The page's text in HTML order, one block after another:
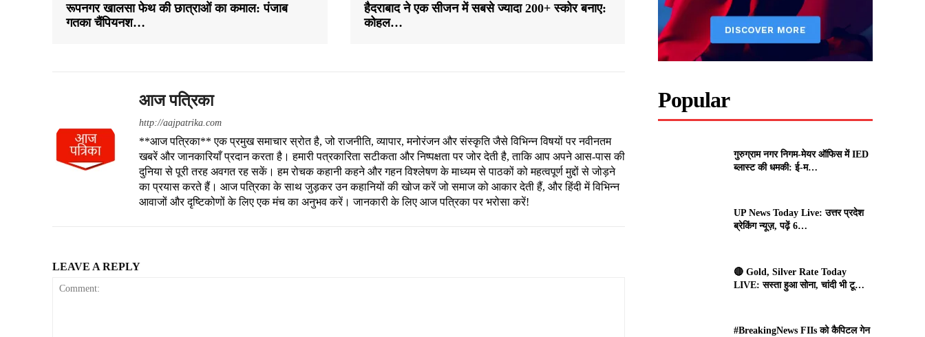
रूपनगर खालसा फेथ की छात्राओं का कमाल: पंजाब
गतका चैंपियनश…
हैदराबाद ने एक सीजन में सबसे ज्यादा 200+ स्कोर बनाए:
कोहल…
आज पत्रिका
http://aajpatrika.com
**आज पत्रिका** एक प्रमुख समाचार स्रोत है, जो राजनीति, व्यापार, मनोरंजन और संस्कृति जैसे विभिन्न विषयों पर नवीनतम
खबरें और जानकारियाँ प्रदान करता है। हमारी पत्रकारिता सटीकता और निष्पक्षता पर जोर देती है, ताकि आप अपने आस-पास की
दुनिया से पूरी तरह अवगत रह सकें। हम रोचक कहानी कहने और गहन विश्लेषण के माध्यम से पाठकों को महत्वपूर्ण मुद्दों से जोड़ने
का प्रयास करते हैं। आज पत्रिका के साथ जुड़कर उन कहानियों की खोज करें जो समाज को आकार देती हैं, और हिंदी में विभिन्न
आवाजों और दृष्टिकोणों के लिए एक मंच का अनुभव करें। जानकारी के लिए आज पत्रिका पर भरोसा करें!
LEAVE A REPLY
Popular
गुरुग्राम नगर निगम-मेयर ऑफिस में IED
ब्लास्ट की धमकी: ई-म…
UP News Today Live: उत्तर प्रदेश
ब्रेकिंग न्यूज़, पढ़ें 6…
🔴 Gold, Silver Rate Today
LIVE: सस्ता हुआ सोना, चांदी भी टू…
#BreakingNews FIIs को कैपिटल गेन